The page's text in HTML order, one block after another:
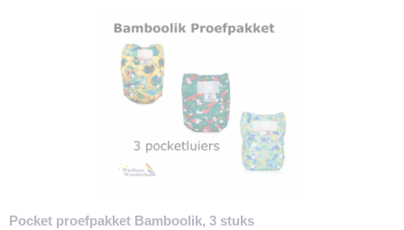
Pocket proefpakket Bamboolik, 3 stuks